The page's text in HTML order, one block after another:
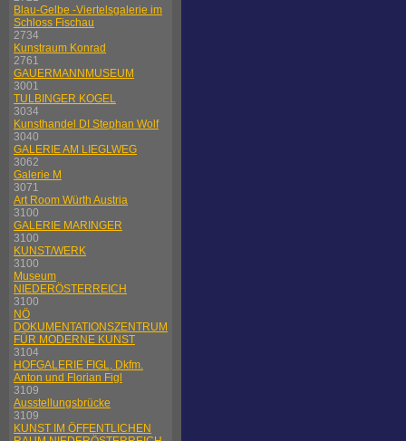
Blau-Gelbe -Viertelsgalerie im
Schloss Fischau
2734
Kunstraum Konrad
2761
GAUERMANNMUSEUM
3001
TULBINGER KOGEL
3034
Kunsthandel DI Stephan Wolf
3040
GALERIE AM LIEGLWEG
3062
Galerie M
3071
Art Room Würth Austria
3100
GALERIE MARINGER
3100
KUNST/WERK
3100
Museum
NIEDERÖSTERREICH
3100
NÖ
DOKUMENTATIONSZENTRUM
FÜR MODERNE KUNST
3104
HOFGALERIE FIGL, Dkfm.
Anton und Florian Figl
3109
Ausstellungsbrücke
3109
KUNST IM ÖFFENTLICHEN